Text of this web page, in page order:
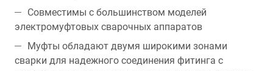
Совместимы с большинством моделей
электромуфтовых сварочных аппаратов
Муфты обладают двумя широкими зонами
сварки для надежного соединения фитинга с